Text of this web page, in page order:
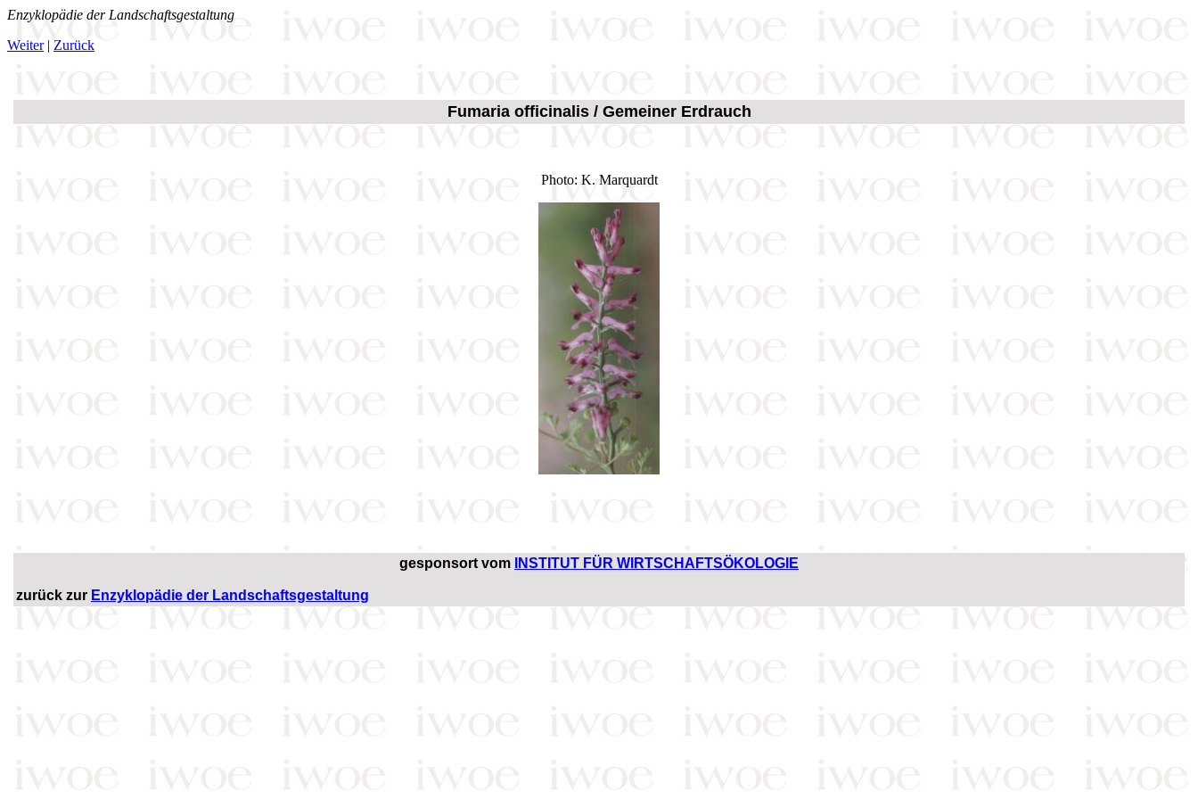
Enzyklopädie der Landschaftsgestaltung
Weiter| Zurück
Fumaria officinalis / Gemeiner Erdrauch
Photo: K. Marquardt
gesponsort vom INSTITUT FÜR WIRTSCHAFTSÖKOLOGIE
zurück zur Enzyklopädie der Landschaftsgestaltung